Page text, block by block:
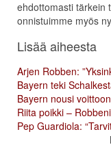
ehdottomasti tärkein
onnistuimme myös
Lisää aiheesta
Arjen Robben:
Bayern teki
Bayern nousi
Riita poikki –
Pep Guardiola: